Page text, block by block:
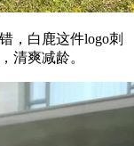
白鹿这件logo刺
清爽减龄。